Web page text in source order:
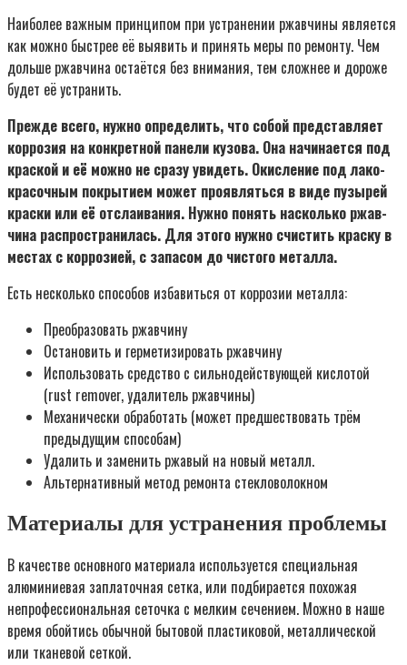
Наи­бо­лее важ­ным прин­ци­пом при устра­не­нии ржав­чи­ны явля­ет­ся
как мож­но быст­рее её выявить и при­нять меры по ремон­ту. Чем
доль­ше ржав­чи­на оста­ёт­ся без вни­ма­ния, тем слож­нее и доро­же
будет её устра­нить.
Преж­де все­го, нуж­но опре­де­лить, что собой пред­став­ля­ет
кор­ро­зия на кон­крет­ной пане­ли кузо­ва. Она начи­на­ет­ся под
крас­кой и её мож­но не сра­зу уви­деть. Окис­ле­ние под лако­
кра­соч­ным покры­ти­ем может про­яв­лять­ся в виде пузы­рей
крас­ки или её отсла­и­ва­ния. Нуж­но понять насколь­ко ржав­
чи­на рас­про­стра­ни­лась. Для это­го нуж­но счи­стить крас­ку в
местах с кор­ро­зи­ей, с запа­сом до чисто­го метал­ла.
Есть несколь­ко спо­со­бов изба­вить­ся от кор­ро­зии метал­ла:
Пре­об­ра­зо­вать ржав­чи­ну
Оста­но­вить и гер­ме­ти­зи­ро­вать ржав­чи­ну
Исполь­зо­вать сред­ство с силь­но­дей­ству­ю­щей кис­ло­той
(rust remover, уда­ли­тель ржав­чи­ны)
Меха­ни­че­ски обра­бо­тать (может пред­ше­ство­вать трём
преды­ду­щим спо­со­бам)
Уда­лить и заме­нить ржа­вый на новый металл.
Аль­тер­на­тив­ный метод ремон­та стек­ло­во­лок­ном
Материалы для устранения проблемы
В качестве основного материала используется специальная
алюминиевая заплаточная сетка, или подбирается похожая
непрофессиональная сеточка с мелким сечением. Можно в наше
время обойтись обычной бытовой пластиковой, металлической
или тканевой сеткой.